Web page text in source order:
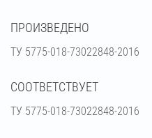
ПРОИЗВЕДЕНО
ТУ 5775-018-73022848-2016
СООТВЕТСТВУЕТ
ТУ 5775-018-73022848-2016